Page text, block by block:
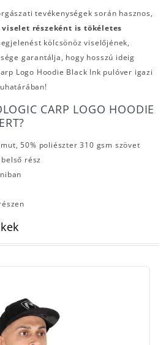
tevékenységek során hasznos,
részeként is tökéletes
kölcsönöz viselőjének,
garantálja, hogy hosszú ideig
Logo Hoodie Black Ink pulóver igazi
CARP LOGO HOODIE
50% poliészter 310 gsm szövet
rész